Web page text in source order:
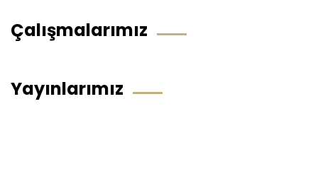
Çalışmalarımız
Yayınlarımız